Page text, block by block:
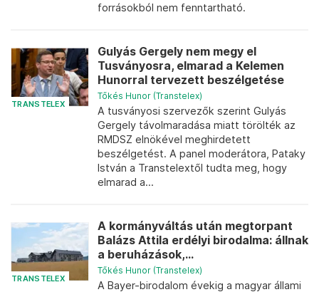
forrásokból nem fenntartható.
TRANSTELEX
Gulyás Gergely nem megy el
Tusványosra, elmarad a Kelemen
Hunorral tervezett beszélgetése
Tőkés Hunor (Transtelex)
A tusványosi szervezők szerint Gulyás
Gergely távolmaradása miatt törölték az
RMDSZ elnökével meghirdetett
beszélgetést. A panel moderátora, Pataky
István a Transtelextől tudta meg, hogy
elmarad a...
TRANSTELEX
A kormányváltás után megtorpant
Balázs Attila erdélyi birodalma: állnak
a beruházások,...
Tőkés Hunor (Transtelex)
A Bayer-birodalom évekig a magyar állami